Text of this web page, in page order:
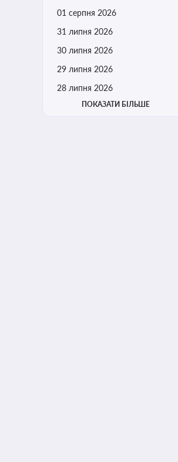
01 серпня 2026
31 липня 2026
30 липня 2026
29 липня 2026
28 липня 2026
ПОКАЗАТИ БІЛЬШЕ